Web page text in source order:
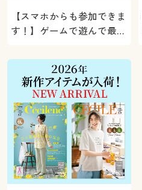
【スマホからも参加できま
す！】ゲームで遊んで最大
ト！